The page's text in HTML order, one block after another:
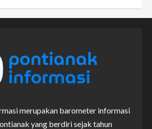
merupakan barometer informasi
yang berdiri sejak tahun